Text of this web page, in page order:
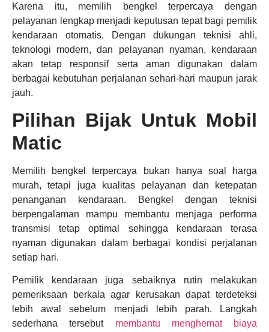
Karena itu, memilih bengkel terpercaya dengan
pelayanan lengkap menjadi keputusan tepat bagi pemilik
kendaraan otomatis. Dengan dukungan teknisi ahli,
teknologi modern, dan pelayanan nyaman, kendaraan
akan tetap responsif serta aman digunakan dalam
berbagai kebutuhan perjalanan sehari-hari maupun jarak
jauh.
Pilihan Bijak Untuk Mobil
Matic
Memilih bengkel terpercaya bukan hanya soal harga
murah, tetapi juga kualitas pelayanan dan ketepatan
penanganan kendaraan. Bengkel dengan teknisi
berpengalaman mampu membantu menjaga performa
transmisi tetap optimal sehingga kendaraan terasa
nyaman digunakan dalam berbagai kondisi perjalanan
setiap hari.
Pemilik kendaraan juga sebaiknya rutin melakukan
pemeriksaan berkala agar kerusakan dapat terdeteksi
lebih awal sebelum menjadi lebih parah. Langkah
sederhana tersebut membantu menghemat biaya